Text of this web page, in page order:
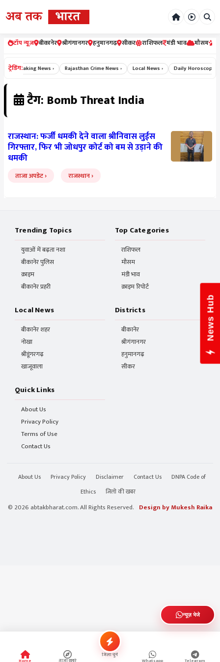
टॉप न्यूज़ बीकानेर श्रीगंगानगर हनुमानगढ़ सीकर राशिफल मंडी भाव मौसम
ट्रेडिंग:
Breaking News › Rajasthan Crime News › Local News › Daily Horoscope
टैग: Bomb Threat India
राजस्थान: फर्जी धमकी देने वाला श्रीनिवास लुईस
गिरफ्तार, फिर भी जोधपुर कोर्ट को बम से उड़ाने की
धमकी
ताजा अपडेट राजस्थान
Trending Topics
युवाओं में बढ़ता नशा
बीकानेर पुलिस
क्राइम
बीकानेर प्रहरी
Top Categories
राशिफल
मौसम
मंडी भाव
क्राइम रिपोर्ट
Local News
बीकानेर शहर
नोखा
श्रीडूंगरगढ़
खाजूवाला
Districts
बीकानेर
श्रीगंगानगर
हनुमानगढ़
सीकर
Quick Links
About Us
Privacy Policy
Terms of Use
Contact Us
About Us Privacy Policy Disclaimer Contact Us
DNPA Code of
Ethics
जिलो की खबर
© 2026 abtakbharat.com. All Rights Reserved. Design by Mukesh Raika
न्यूज़ भेजे
जिला चुनें
News Hub